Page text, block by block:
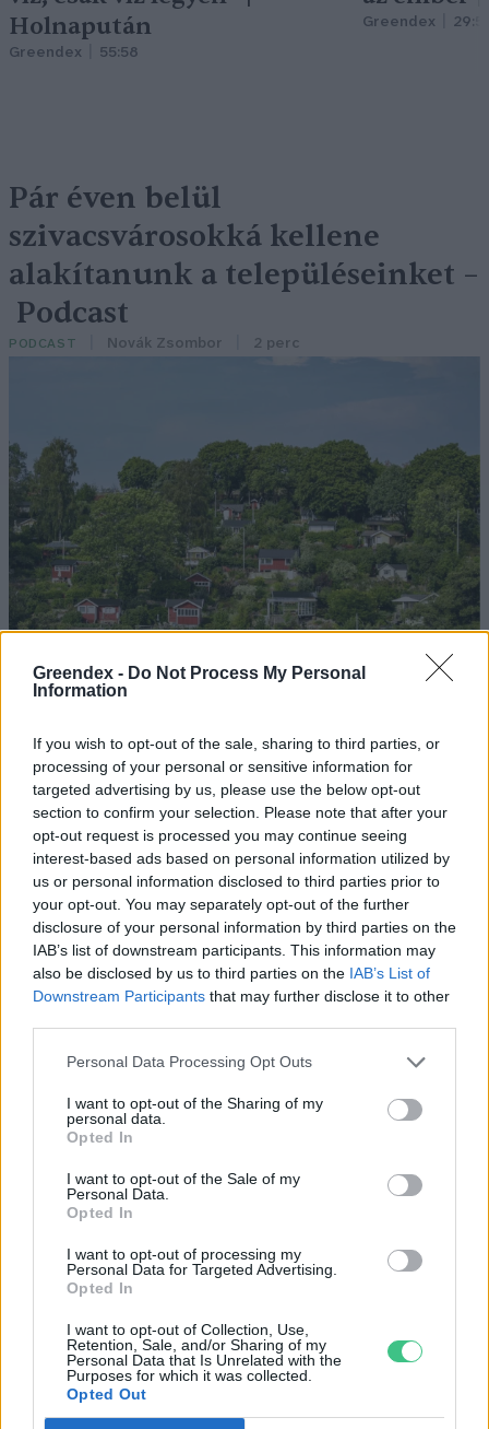
Greendex - Do Not Process My Personal
Information
If you wish to opt-out of the sale, sharing to third parties, or
processing of your personal or sensitive information for
targeted advertising by us, please use the below opt-out
section to confirm your selection. Please note that after your
opt-out request is processed you may continue seeing
interest-based ads based on personal information utilized by
us or personal information disclosed to third parties prior to
your opt-out. You may separately opt-out of the further
disclosure of your personal information by third parties on the
IAB’s list of downstream participants. This information may
also be disclosed by us to third parties on the IAB’s List of
Downstream Participants that may further disclose it to other
Personal Data Processing Opt Outs
I want to opt-out of the Sharing of my
personal data.
Opted In
I want to opt-out of the Sale of my
Personal Data.
Opted In
I want to opt-out of processing my
Personal Data for Targeted Advertising.
Opted In
I want to opt-out of Collection, Use,
Retention, Sale, and/or Sharing of my
Personal Data that Is Unrelated with the
Purposes for which it was collected.
Opted Out
Holnapután
Greendex 55:58
Greendex
Pár éven belül
szivacsvárosokká kellene
alakítanunk a településeinket –
Podcast
PODCAST Novák Zsombor 2 perc
Szöllősi Gáborral, a Gardenfutura ügyvezetőjével beszélgettünk.
Történelmi aszály sújtja Nagy-
Britanniát is
SZEMLE
Elképesztő felvétel mutatja meg,
kiszáradó Duna között